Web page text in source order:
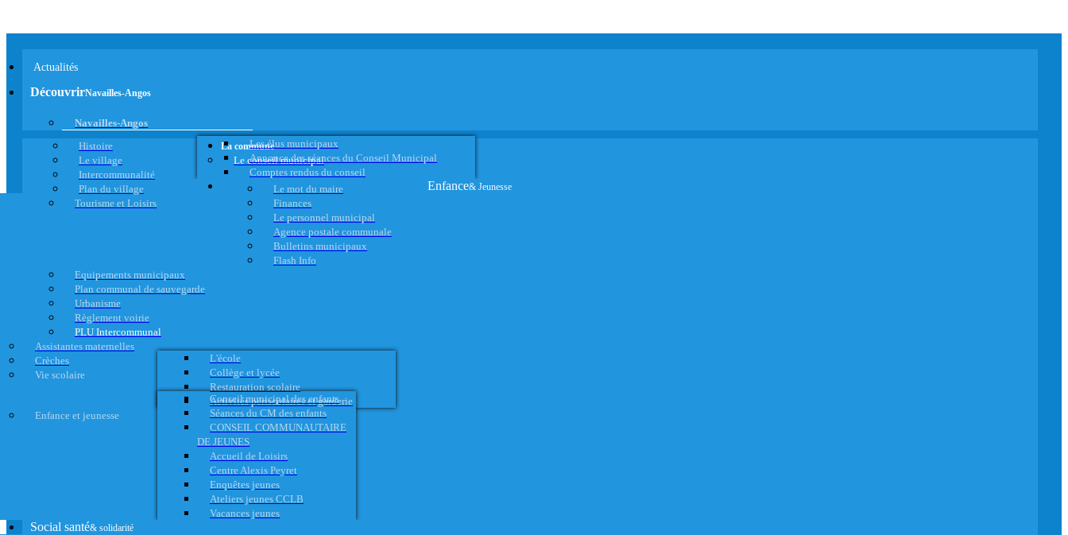
Actualités
DécouvrirNavailles-Angos
Navailles-Angos
Histoire
Le village
Intercommunalité
Plan du village
Tourisme et Loisirs
La commune
Le conseil municipal
Les élus municipaux
Annonce des séances du Conseil Municipal
Comptes rendus du conseil
Le mot du maire
Finances
Le personnel municipal
Agence postale communale
Bulletins municipaux
Flash Info
Equipements municipaux
Plan communal de sauvegarde
Urbanisme
Règlement voirie
PLU Intercommunal
Enfance& Jeunesse
Assistantes maternelles
Crèches
Vie scolaire
L'école
Collège et lycée
Restauration scolaire
Activités périscolaires et garderie
Enfance et jeunesse
Conseil municipal des enfants
Séances du CM des enfants
CONSEIL COMMUNAUTAIRE
DE JEUNES
Accueil de Loisirs
Centre Alexis Peyret
Enquêtes jeunes
Ateliers jeunes CCLB
Vacances jeunes
Social santé& solidarité